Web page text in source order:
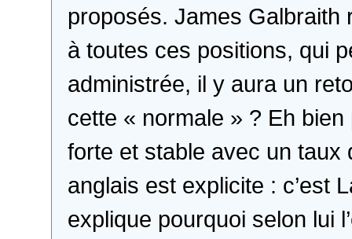
proposés. James Galbraith
à toutes ces positions, qui
administrée, il y aura un
cette « normale » ? Eh
forte et stable avec un taux
anglais est explicite : c’est
explique pourquoi selon lui